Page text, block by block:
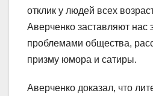
отклик у людей всех
Аверченко заставляют нас
проблемами общества,
призму юмора и сатиры.
Аверченко доказал, что